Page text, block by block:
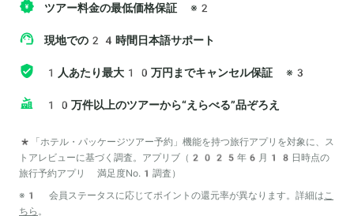
ツアー料金の最低価格保証 ※2
現地での24時間日本語サポート
1人あたり最大10万円までキャンセル保証 ※3
10万件以上のツアーから“えらべる”品ぞろえ
*「ホテル・パッケージツアー予約」機能を持つ旅行アプリを対象に、ス
トアレビューに基づく調査。アプリブ（2025年6月18日時点の
旅行予約アプリ 満足度No.1調査）
※1 会員ステータスに応じてポイントの還元率が異なります。詳細は こ
ちら 。